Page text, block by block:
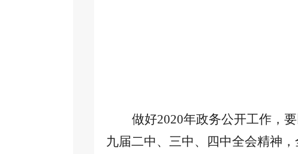
做好2020年政务公开工作，
九届二中、三中、四中全会精神